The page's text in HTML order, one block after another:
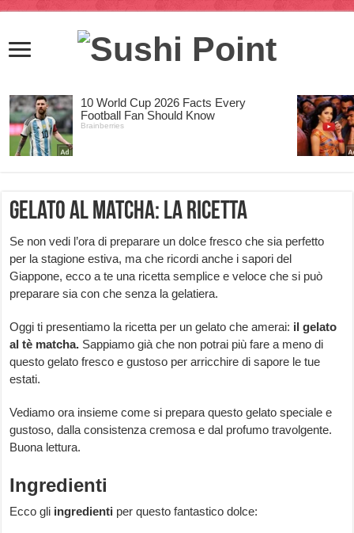
Gelato al matcha: la ricetta
Se non vedi l’ora di preparare un dolce fresco che sia perfetto
per la stagione estiva, ma che ricordi anche i sapori del
Giappone, ecco a te una ricetta semplice e veloce che si può
preparare sia con che senza la gelatiera.
Oggi ti presentiamo la ricetta per un gelato che amerai: il gelato
al tè matcha. Sappiamo già che non potrai più fare a meno di
questo gelato fresco e gustoso per arricchire di sapore le tue
estati.
Vediamo ora insieme come si prepara questo gelato speciale e
gustoso, dalla consistenza cremosa e dal profumo travolgente.
Buona lettura.
Ingredienti
Ecco gli ingredienti per questo fantastico dolce: